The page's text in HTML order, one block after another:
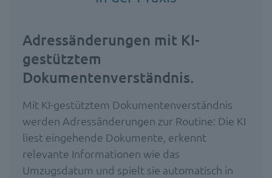
Adressänderungen mit KI-
gestütztem
Dokumentenverständnis.
Mit KI-gestütztem Dokumentenverständnis
werden Adressänderungen zur Routine: Die KI
liest eingehende Dokumente, erkennt
relevante Informationen wie das
Umzugsdatum und spielt sie automatisch in